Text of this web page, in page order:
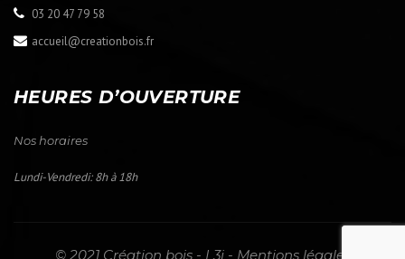
03 20 47 79 58
accueil@creationbois.fr
HEURES D’OUVERTURE
Nos horaires
Lundi-Vendredi: 8h à 18h
© 2021 Création bois - L3i - Mentions légales